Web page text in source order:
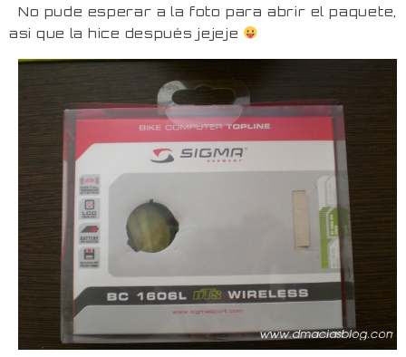
No pude esperar a la foto para abrir el paquete,
asi que la hice después jejeje